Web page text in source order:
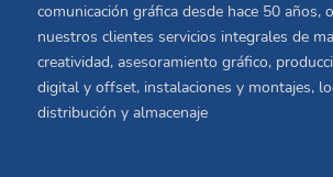
comunicación gráfica desde hace 50 años,
nuestros clientes servicios integrales de
creatividad, asesoramiento gráfico,
digital y offset, instalaciones y montajes,
distribución y almacenaje